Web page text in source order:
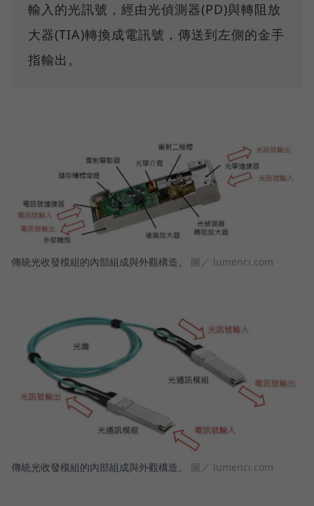
輸入的光訊號，經由光偵測器(PD)與轉阻放
大器(TIA)轉換成電訊號，傳送到左側的金手
指輸出。
傳統光收發模組的內部組成與外觀構造。 圖／ lumenci.com
傳統光收發模組的內部組成與外觀構造。 圖／ lumenci.com